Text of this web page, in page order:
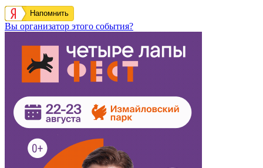
Напомнить
Вы организатор этого события?